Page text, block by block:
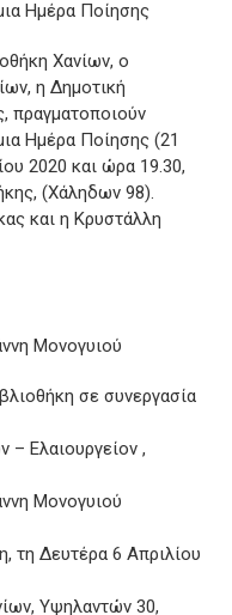
Ημέρα Ποίησης
Χανίων, ο
η Δημοτική
πραγματοποιούν
Ημέρα Ποίησης (21
2020 και ώρα 19.30,
(Χάληδων 98).
και η Κρυστάλλη
Μονογυιού
σε συνεργασία
– Ελαιουργείον ,
Μονογυιού
τη Δευτέρα 6 Απριλίου
Υψηλαντών 30,